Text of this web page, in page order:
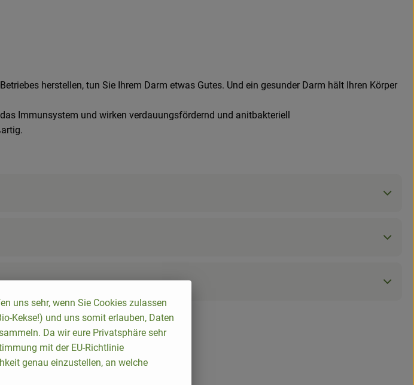
herstellen, tun Sie Ihrem Darm etwas Gutes. Und ein gesunder Darm hält Ihren Körper
Immunsystem und wirken verdauungsfördernd und anitbakteriell
uns sehr, wenn Sie Cookies zulassen
Kekse!) und uns somit erlauben, Daten
Da wir eure Privatsphäre sehr
mit der EU-Richtlinie
genau einzustellen, an welche